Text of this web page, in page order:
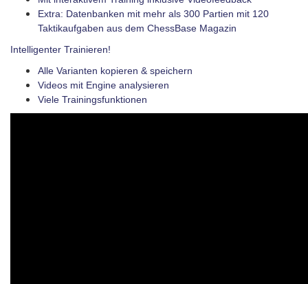
Extra: Datenbanken mit mehr als 300 Partien mit 120
Taktikaufgaben aus dem ChessBase Magazin
Intelligenter Trainieren!
Alle Varianten kopieren & speichern
Videos mit Engine analysieren
Viele Trainingsfunktionen